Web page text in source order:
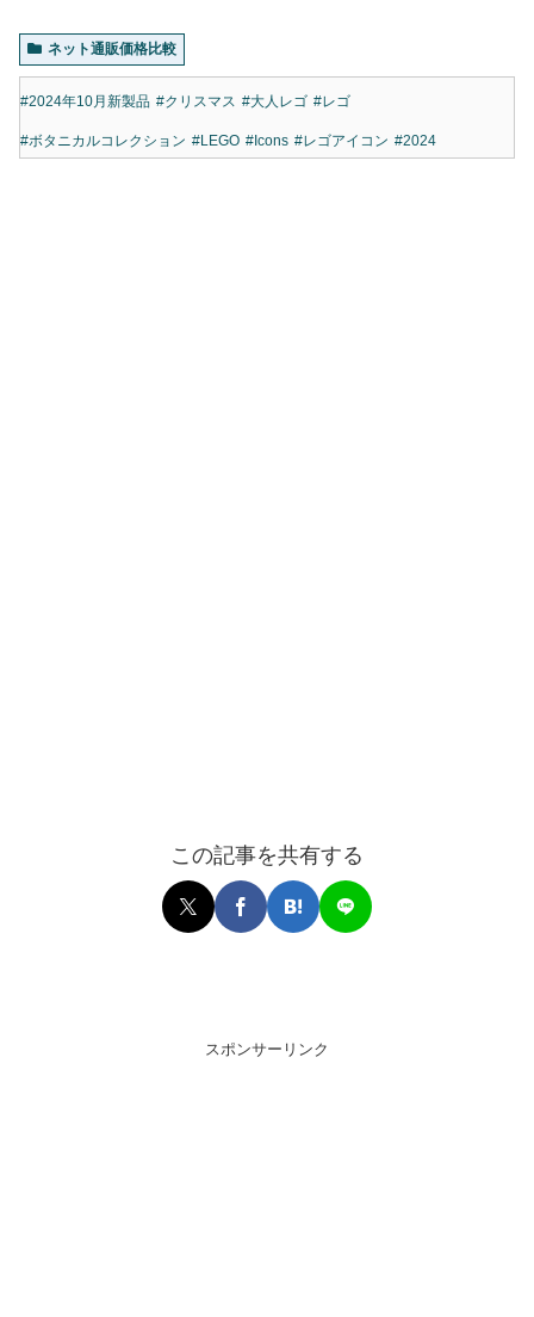
ネット通販価格比較
#2024年10月新製品 #クリスマス #大人レゴ #レゴ
#ボタニカルコレクション #LEGO #Icons #レゴアイコン #2024
この記事を共有する
スポンサーリンク